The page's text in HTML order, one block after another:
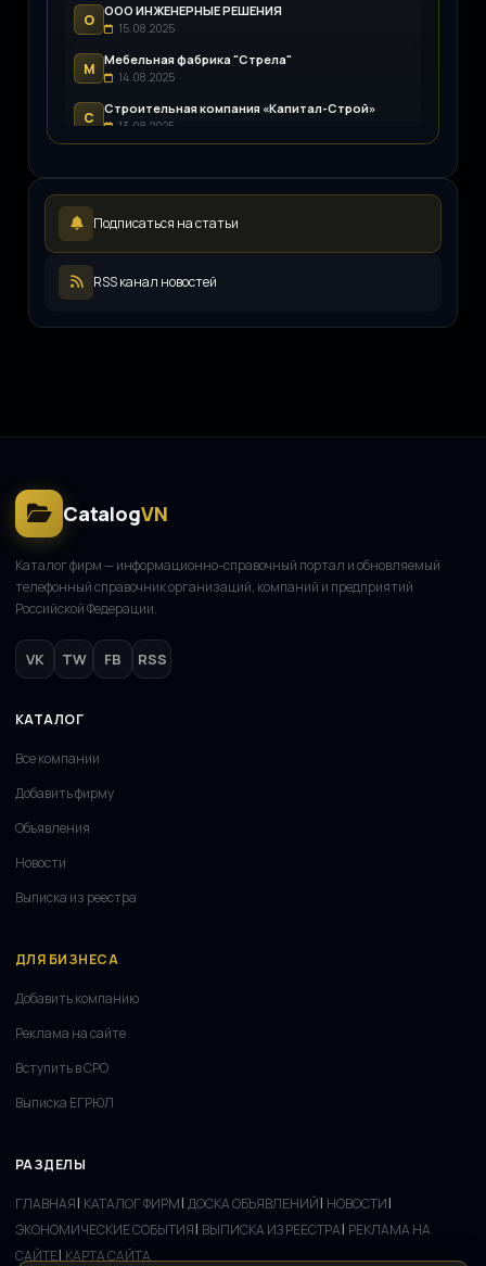
О
ООО ИНЖЕНЕРНЫЕ РЕШЕНИЯ
15.08.2025
М
Мебельная фабрика "Стрела"
14.08.2025
С
Строительная компания «Капитал-Строй»
13.08.2025
L 12.08.2025
Р
Русский инженерный клуб
Подписаться на статьи
RSS канал новостей
CatalogVN
Каталог фирм — информационно-справочный портал и обновляемый
телефонный справочник организаций, компаний и предприятий
Российской Федерации.
VK TW FB RSS
КАТАЛОГ
Все компании
Добавить фирму
Объявления
Новости
Выписка из реестра
ДЛЯ БИЗНЕСА
Добавить компанию
Реклама на сайте
Вступить в СРО
Выписка ЕГРЮЛ
РАЗДЕЛЫ
ГЛАВНАЯ| КАТАЛОГ ФИРМ| ДОСКА ОБЪЯВЛЕНИЙ| НОВОСТИ|
ЭКОНОМИЧЕСКИЕ СОБЫТИЯ| ВЫПИСКА ИЗ РЕЕСТРА| РЕКЛАМА НА
САЙТЕ| КАРТА САЙТА